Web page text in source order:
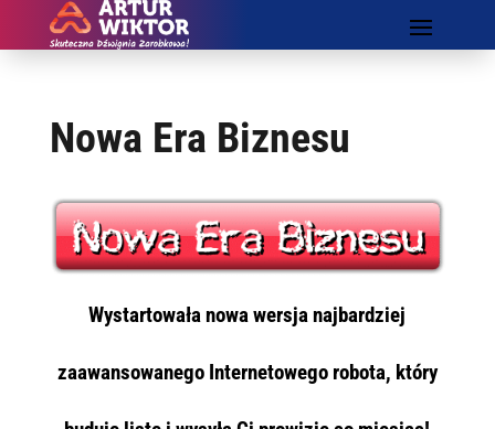
Nowa Era Biznesu
Wystartowała nowa wersja najbardziej
zaawansowanego Internetowego robota, który